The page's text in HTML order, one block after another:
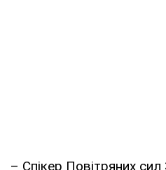
– Спікер Повітряних